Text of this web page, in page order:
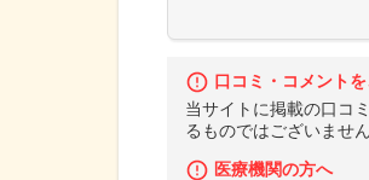
口コミ・コメント
当サイトに掲載の口コ
るものではございませ
医療機関の方へ